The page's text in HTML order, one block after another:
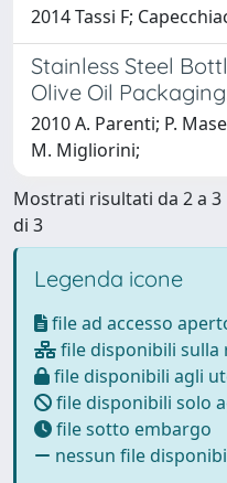
2014 Tassi F;
Stainless Steel
Olive Oil
2010 A. Parenti; P.
M. Migliorini;
Mostrati risultati da 2 a 3
di 3
Legenda icone
file ad accesso
file disponibili sulla
file disponibili agli
file disponibili solo
file sotto embargo
nessun file